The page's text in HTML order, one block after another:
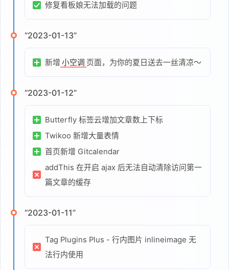
修复看板娘无法加载的问题
“2023-01-13”
新增 小空调 页面，为你的夏日送去一丝清凉～
“2023-01-12”
Butterfly 标签云增加文章数上下标
Twikoo 新增大量表情
首页新增 Gitcalendar
addThis 在开启 ajax 后无法自动清除访问第一
篇文章的缓存
“2023-01-11”
Tag Plugins Plus - 行内图片 inlineimage 无
法行内使用